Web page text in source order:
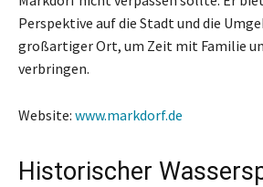
Perspektive auf die Stadt und die
großartiger Ort, um Zeit mit Familie
verbringen.
Website: www.markdorf.de
Historischer